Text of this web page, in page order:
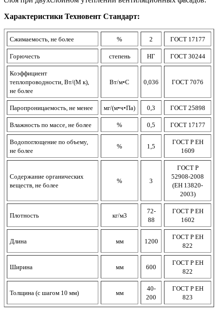
Характеристики Техновент Стандарт:
Сжимаемость, не более % 2 ГОСТ 17177
Горючесть степень НГ ГОСТ 30244
Коэффициент
теплопроводности, Вт/(М к),
не более
Вт/м•С 0,036 ГОСТ 7076
Паропроницаемость, не менее мг/(м•ч•Па) 0,3 ГОСТ 25898
Влажность по массе, не более % 0,5 ГОСТ 17177
Водопоглощение по объему,
не более
% 1,5
ГОСТ Р ЕН
1609
Содержание органических
веществ, не более
% 3
ГОСТ Р
52908-2008
(ЕН 13820-
2003)
Плотность кг/м3
72-
88
ГОСТ Р ЕН
1602
Длина мм 1200
ГОСТ Р ЕН
822
Ширина мм 600
ГОСТ Р ЕН
822
Толщина (с шагом 10 мм) мм
40-
200
ГОСТ Р ЕН
823